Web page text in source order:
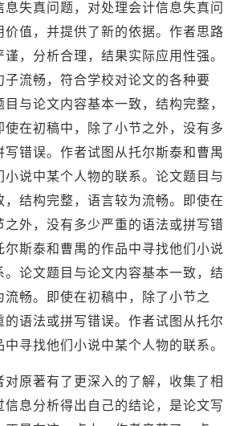
失真问题，对处理会计信息失真问
价值，并提供了新的依据。作者思路
，分析合理，结果实际应用性强。
子流畅，符合学校对论文的各种要
与论文内容基本一致，结构完整，
使在初稿中，除了小节之外，没有多
写错误。作者试图从托尔斯泰和曹禺
小说中某个人物的联系。论文题目与
，结构完整，语言较为流畅。即使在
之外，没有多少严重的语法或拼写错
尔斯泰和曹禺的作品中寻找他们小说
。论文题目与论文内容基本一致，结
流畅。即使在初稿中，除了小节之
的语法或拼写错误。作者试图从托尔
寻找他们小说中某个人物的联系。
对原著有了更深入的了解，收集了相
信息分析得出自己的结论，是论文写